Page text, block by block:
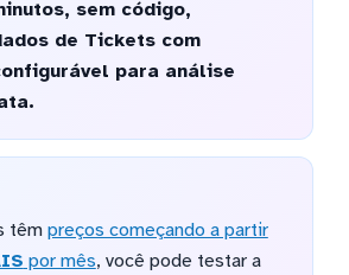
sem código,
de Tickets com
para análise
têm preços começando a partir
por mês, você pode testar a